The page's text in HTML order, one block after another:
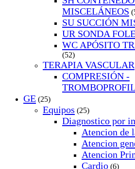
MISCELÁNEOS
SU SUCCIÓN
UR SONDA
WC APÓSITO
(52)
TERAPIA VASCULAR
COMPRESIÓN -
GE (25)
Equipos (25)
Diagnostico por
Atencion de
Atencion
Atencion
Cardio (6)